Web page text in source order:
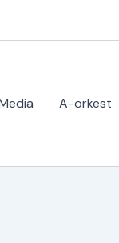
A-orkest